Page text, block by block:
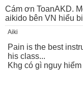
Cám ơn ToanAKD.
aikido bên VN hiểu
Aiki
Pain is the best
his class...
Khg có gì nguy